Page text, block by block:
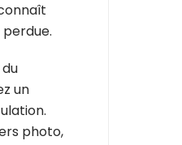
un
photo,